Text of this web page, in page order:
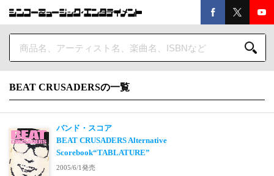
BEAT CRUSADERSの一覧
バンド・スコア
BEAT CRUSADERS Alternative
Scorebook“TABLATURE”
2005/6/1発売